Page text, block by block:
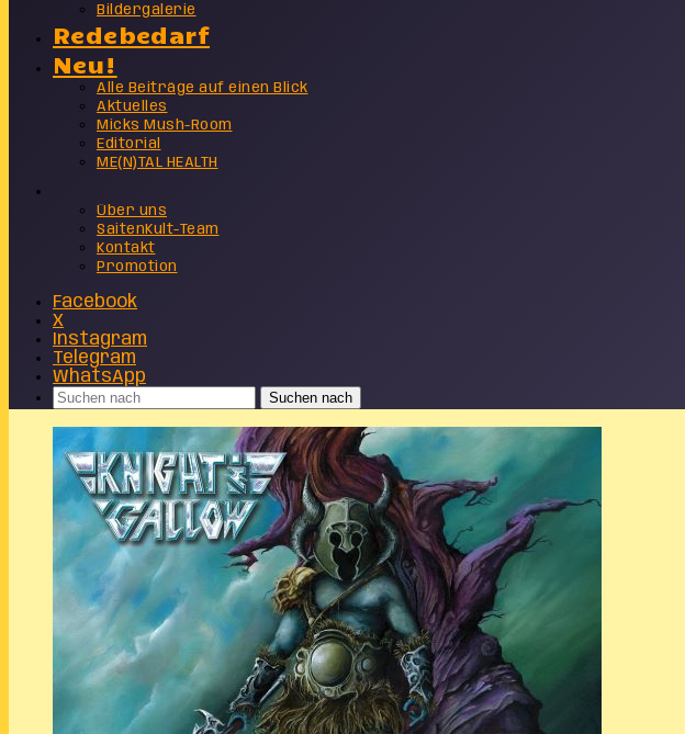
Bildergalerie
Redebedarf
Neu!
Alle Beiträge auf einen Blick
Aktuelles
Micks Mush-Room
Editorial
ME(N)TAL HEALTH
Über uns
SaitenKult-Team
Kontakt
Promotion
Facebook
X
Instagram
Telegram
WhatsApp
Suchen nach